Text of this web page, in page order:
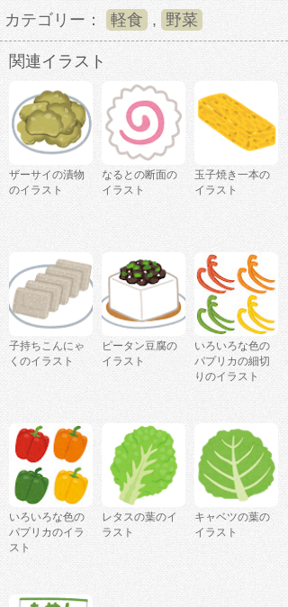
カテゴリー： 軽食 , 野菜
関連イラスト
ザーサイの漬物
のイラスト
なるとの断面の
イラスト
玉子焼き一本の
イラスト
子持ちこんにゃ
くのイラスト
ピータン豆腐の
イラスト
いろいろな色の
パプリカの細切
りのイラスト
いろいろな色の
パプリカのイラ
スト
レタスの葉のイ
ラスト
キャベツの葉の
イラスト